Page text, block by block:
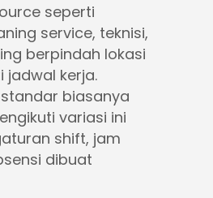
seperti
service, teknisi,
berpindah lokasi
jadwal kerja.
standar biasanya
variasi ini
shift, jam
dibuat